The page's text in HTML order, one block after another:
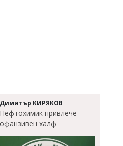
Димитър КИРЯКОВ
Нефтохимик привлече
офанзивен халф